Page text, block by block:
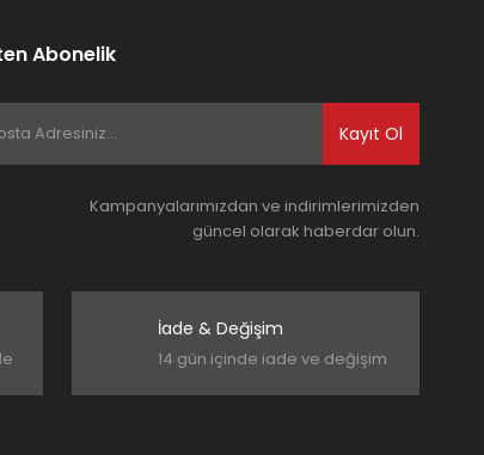
Abonelik
Kayıt Ol
Kampanyalarımızdan ve indirimlerimizden
güncel olarak haberdar olun.
İade & Değişim
14 gün içinde iade ve değişim